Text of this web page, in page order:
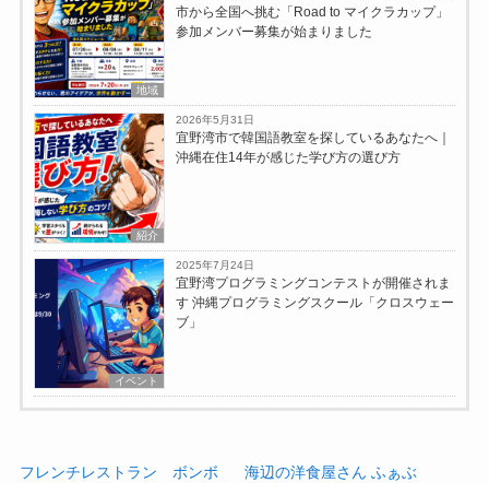
地域
市から全国へ挑む「Road to マイクラカップ」
参加メンバー募集が始まりました
紹介
2026年5月31日
宜野湾市で韓国語教室を探しているあなたへ｜
沖縄在住14年が感じた学び方の選び方
イベント
2025年7月24日
宜野湾プログラミングコンテストが開催されま
す 沖縄プログラミングスクール「クロスウェー
ブ」
フレンチレストラン ボンボ
海辺の洋食屋さん ふぁぶ